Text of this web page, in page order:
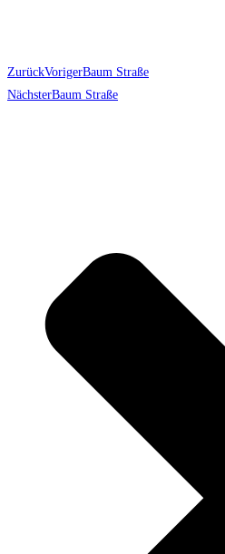
ZurückVorigerBaum Straße
NächsterBaum Straße